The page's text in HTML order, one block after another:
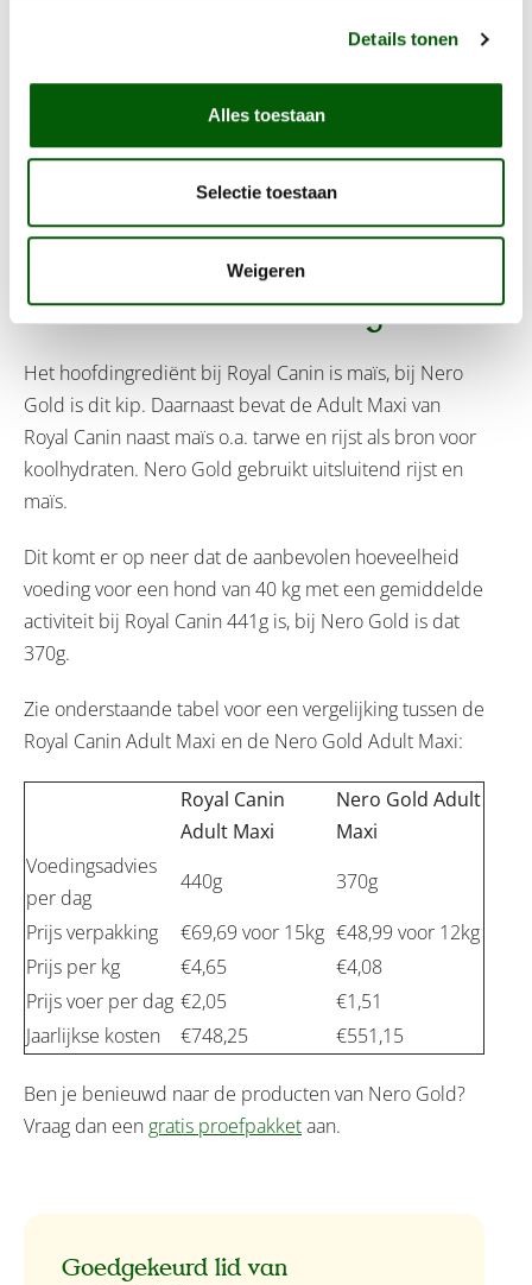
Details tonen
Alles toestaan
Selectie toestaan
Weigeren
Goedgekeurd lid van
meer brokken dient te geven, wat er voor zorgt dat het
Dat ingrediënten er degelijk voor kunnen zorgen hoe
veel hondenvoer uiteindelijk kost, laten we zien in
Adult Maxi met de Nero Gold Adult Maxi.
Verschil in samenstelling
Het hoofdingrediënt bij Royal Canin is maïs, bij Nero
Gold is dit kip. Daarnaast bevat de Adult Maxi van
Royal Canin naast maïs o.a. tarwe en rijst als bron voor
koolhydraten. Nero Gold gebruikt uitsluitend rijst en
maïs.
Dit komt er op neer dat de aanbevolen hoeveelheid
voeding voor een hond van 40 kg met een gemiddelde
activiteit bij Royal Canin 441g is, bij Nero Gold is dat
370g.
Zie onderstaande tabel voor een vergelijking tussen de
Royal Canin Adult Maxi en de Nero Gold Adult Maxi:
Royal Canin
Adult Maxi
Nero Gold Adult
Maxi
Voedingsadvies
per dag
440g
370g
Prijs verpakking
€69,69 voor 15kg €48,99 voor 12kg
Prijs per kg
€4,65
€4,08
Prijs voer per dag €2,05
€1,51
Jaarlijkse kosten
€748,25 €551,15
Ben je benieuwd naar de producten van Nero Gold?
Vraag dan een gratis proefpakketaan.